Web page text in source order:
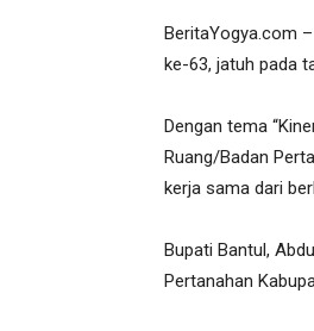
BeritaYogya.com
ke-63, jatuh pada
Dengan tema
Ruang/Badan
kerja sama dari
Bupati Bantul,
Pertanahan